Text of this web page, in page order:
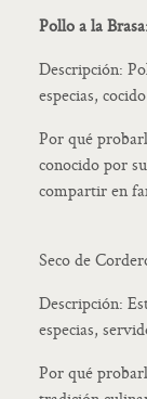
Pollo a la
Descripción:
especias,
Por qué
conocido por
compartir en
Seco de
Descripción:
especias,
Por qué